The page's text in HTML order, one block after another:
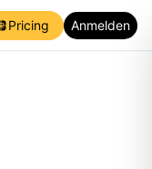
Pricing Anmelden